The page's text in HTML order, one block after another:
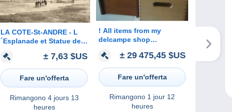
LA COTE-St-ANDRE - L
´Esplanade et Statue de
± 7,63 $US
Fare un'offerta
Rimangono 4 jours 13
heures
! All items from my
delcampe shop
stamps, postcards,
Autographs
± 29 475,45 $US
Fare un'offerta
Rimangono 1 jour 12
heures